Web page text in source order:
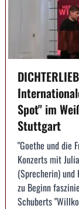
Spot" im
Stuttgart
"Goethe und die
Konzerts mit
(Sprecherin)
zu Beginn
Schuberts